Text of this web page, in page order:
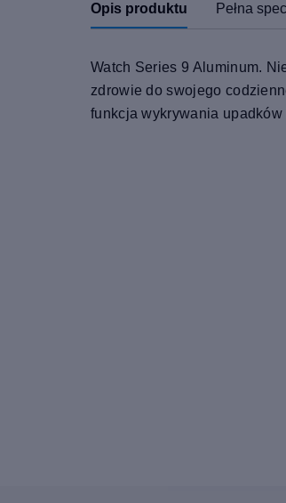
Opis produktu Pełna
Watch Series 9 Aluminum.
zdrowie do swojego
funkcja wykrywania